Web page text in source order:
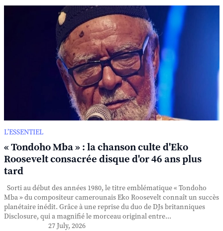
L’ESSENTIEL
« Tondoho Mba » : la chanson culte d'Eko
Roosevelt consacrée disque d'or 46 ans plus
tard
Sorti au début des années 1980, le titre emblématique « Tondoho
Mba » du compositeur camerounais Eko Roosevelt connaît un succès
planétaire inédit. Grâce à une reprise du duo de DJs britanniques
Disclosure, qui a magnifié le morceau original entre...
27 July, 2026